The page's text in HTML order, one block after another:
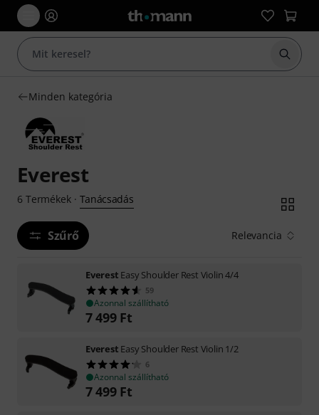
Minden kategória
Everest
6 Termékek· Tanácsadás
Szűrő Relevancia
Everest Easy Shoulder Rest Violin 4/4
59
Azonnal szállítható
7 499 Ft
Everest Easy Shoulder Rest Violin 1/2
6
Azonnal szállítható
7 499 Ft